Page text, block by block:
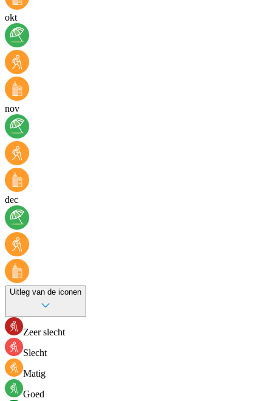
okt
nov
dec
Uitleg van de iconen
Zeer slecht
Slecht
Matig
Goed